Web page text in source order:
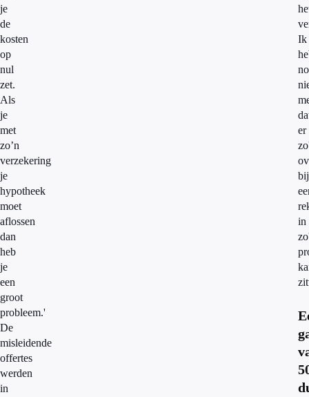
je
de
kosten
op
nul
zet.
Als
je
met
zo’n
verzekering
je
hypotheek
moet
aflossen
dan
heb
je
een
groot
probleem.'
De
misleidende
offertes
werden
in
Ik
er
in